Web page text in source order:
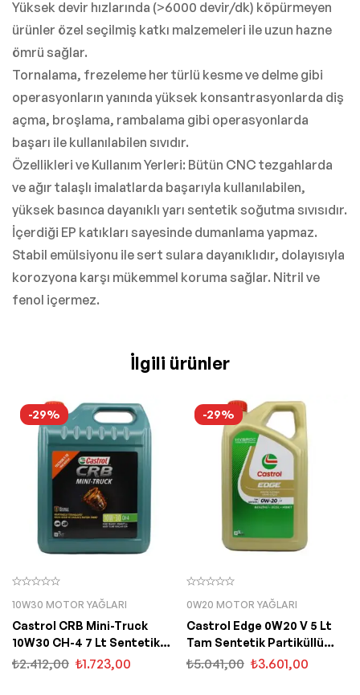
Yüksek devir hızlarında (>6000 devir/dk) köpürmeyen
ürünler özel seçilmiş katkı malzemeleri ile uzun hazne
ömrü sağlar.
Tornalama, frezeleme her türlü kesme ve delme gibi
operasyonların yanında yüksek konsantrasyonlarda diş
açma, broşlama, rambalama gibi operasyonlarda
başarı ile kullanılabilen sıvıdır.
Özellikleri ve Kullanım Yerleri: Bütün CNC tezgahlarda
ve ağır talaşlı imalatlarda başarıyla kullanılabilen,
yüksek basınca dayanıklı yarı sentetik soğutma sıvısıdır.
İçerdiği EP katıkları sayesinde dumanlama yapmaz.
Stabil emülsiyonu ile sert sulara dayanıklıdır, dolayısıyla
korozyona karşı mükemmel koruma sağlar. Nitril ve
fenol içermez.
İlgili ürünler
-29%
10W30 MOTOR YAĞLARI
Castrol CRB Mini-Truck
10W30 CH-4 7 Lt Sentetik
Motor Yağı
₺2.412,00 ₺1.723,00
-29%
0W20 MOTOR YAĞLARI
Castrol Edge 0W20 V 5 Lt
Tam Sentetik Partiküllü
Motor Yağı
₺5.041,00 ₺3.601,00